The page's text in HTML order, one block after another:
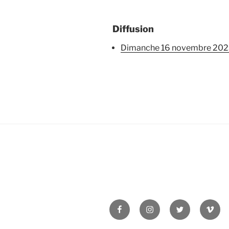
Diffusion
dimanche 16 novembre
FacebookInstagramTwitter